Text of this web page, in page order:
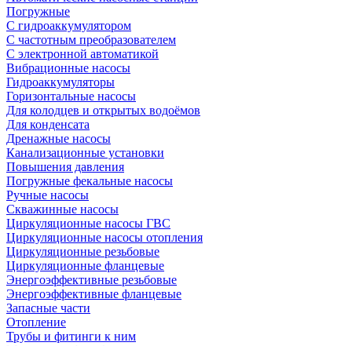
Погружные
С гидроаккумулятором
С частотным преобразователем
С электронной автоматикой
Вибрационные насосы
Гидроаккумуляторы
Горизонтальные насосы
Для колодцев и открытых водоёмов
Для конденсата
Дренажные насосы
Канализационные установки
Повышения давления
Погружные фекальные насосы
Ручные насосы
Скважинные насосы
Циркуляционные насосы ГВС
Циркуляционные насосы отопления
Циркуляционные резьбовые
Циркуляционные фланцевые
Энергоэффективные резьбовые
Энергоэффективные фланцевые
Запасные части
Отопление
Трубы и фитинги к ним